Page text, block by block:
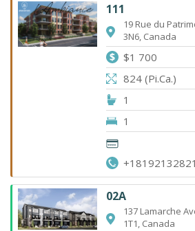
111
19 Rue du
3N6, Canada
$1 700
824 (Pi.Ca.)
1
1
+18192132821
02A
137 Lamarche
1T1, Canada